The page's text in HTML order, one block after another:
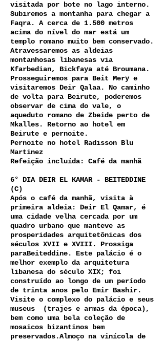
visitada por bote no lago interno.
Subiremos a montanha para chegar a
Faqra. A cerca de 1.500 metros
acima do nível do mar está um
templo romano muito bem conservado.
Atravessaremos as aldeias
montanhosas libanesas via
Kfarbedian, Bickfaya até Broumana.
Prosseguiremos para Beit Mery e
visitaremos Deir Qalaa. No caminho
de volta para Beirute, poderemos
observar de cima do vale, o
aqueduto romano de Zbeide perto de
Mkalles. Retorno ao hotel em
Beirute e pernoite.
Pernoite no hotel Radisson Blu
Martinez
Refeição incluída: Café da manhã
6° DIA DEIR EL KAMAR - BEITEDDINE
(C)
Após o café da manhã, visita à
primeira aldeia: Deir El Qamar, é
uma cidade velha cercada por um
quadro urbano que manteve as
prosperidades arquitetônicas dos
séculos XVII e XVIII. Prossiga
paraBeiteddine. Este palácio é o
melhor exemplo da arquitetura
libanesa do século XIX; foi
construído ao longo de um período
de trinta anos pelo Emir Bashir.
Visite o complexo do palácio e seus
museus (trajes e armas da época),
bem como uma bela coleção de
mosaicos bizantinos bem
preservados.Almoço na vinícola de